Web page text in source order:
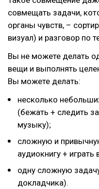
совмещать задачи,
органы чувств, –
визуал) и разговор по
Вы не можете делать
вещи и выполнять
Вы можете делать:
несколько
(бежать + следить
музыку);
сложную и
аудиокнигу + играть
одну сложную
докладчика).